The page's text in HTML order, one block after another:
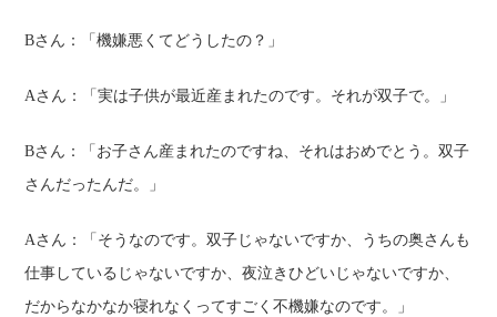
Bさん： 「機嫌悪くてどうしたの？」
Aさん： 「実は子供が最近産まれたのです。それが双子で。」
Bさん：
「お子さん産まれたのですね、それはおめでとう。双子
さんだったんだ。」
Aさん：
「そうなのです。双子じゃないですか、うちの奥さんも
仕事しているじゃないですか、夜泣きひどいじゃないですか、
だからなかなか寝れなくってすごく不機嫌なのです。」